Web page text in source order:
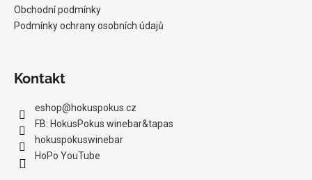
Obchodní podmínky
Podmínky ochrany osobních údajů
Kontakt
eshop@hokuspokus.cz
FB: HokusPokus winebar&tapas
hokuspokuswinebar
HoPo YouTube